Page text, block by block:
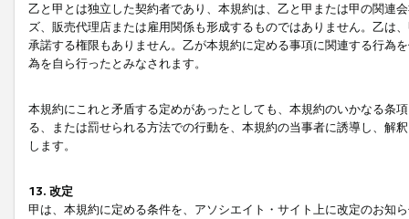
乙と甲とは独立した契約者であり、本規約は、乙と甲または甲の関連
ズ、販売代理店または雇用関係も形成するものではありません。乙は
承諾する権限もありません。乙が本規約に定める事項に関連する行為
為を自ら行ったとみなされます。
本規約にこれと矛盾する定めがあったとしても、本規約のいかなる条
る、または罰せられる方法での行動を、本規約の当事者に誘導し、解
します。
13. 改定
甲は、本規約に定める条件を、アソシエイト・サイト上に改定のお知